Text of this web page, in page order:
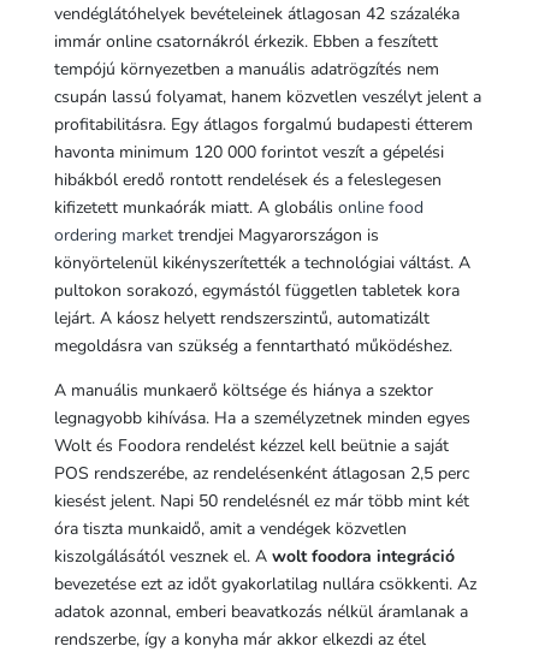
vendéglátóhelyek bevételeinek átlagosan 42 százaléka
immár online csatornákról érkezik. Ebben a feszített
tempójú környezetben a manuális adatrögzítés nem
csupán lassú folyamat, hanem közvetlen veszélyt jelent a
profitabilitásra. Egy átlagos forgalmú budapesti étterem
havonta minimum 120 000 forintot veszít a gépelési
hibákból eredő rontott rendelések és a feleslegesen
kifizetett munkaórák miatt. A globális online food
ordering markettrendjei Magyarországon is
könyörtelenül kikényszerítették a technológiai váltást. A
pultokon sorakozó, egymástól független tabletek kora
lejárt. A káosz helyett rendszerszintű, automatizált
megoldásra van szükség a fenntartható működéshez.
A manuális munkaerő költsége és hiánya a szektor
legnagyobb kihívása. Ha a személyzetnek minden egyes
Wolt és Foodora rendelést kézzel kell beütnie a saját
POS rendszerébe, az rendelésenként átlagosan 2,5 perc
kiesést jelent. Napi 50 rendelésnél ez már több mint két
óra tiszta munkaidő, amit a vendégek közvetlen
kiszolgálásától vesznek el. A wolt foodora integráció
bevezetése ezt az időt gyakorlatilag nullára csökkenti. Az
adatok azonnal, emberi beavatkozás nélkül áramlanak a
rendszerbe, így a konyha már akkor elkezdi az étel